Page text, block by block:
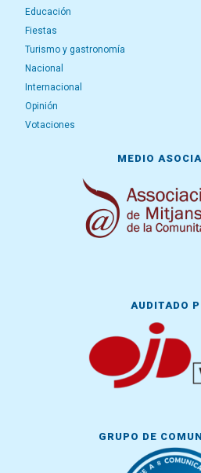
Educación
Fiestas
Turismo y gastronomía
Nacional
Internacional
Opinión
Votaciones
MEDIO
AUDITADO
GRUPO DE